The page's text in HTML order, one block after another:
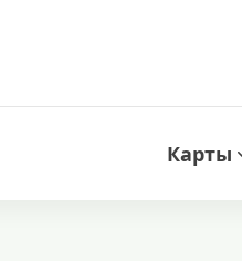
Карты